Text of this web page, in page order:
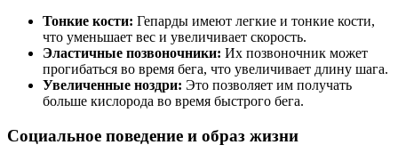
Тонкие кости: Гепарды имеют легкие и тонкие кости,
что уменьшает вес и увеличивает скорость.
Эластичные позвоночники: Их позвоночник может
прогибаться во время бега, что увеличивает длину шага.
Увеличенные ноздри: Это позволяет им получать
больше кислорода во время быстрого бега.
Социальное поведение и образ жизни